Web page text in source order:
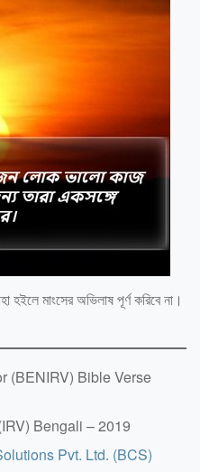
হইলে মাংসের অভিলাষ পূর্ণ করিবে না।
(BENIRV) Bible Verse
Bengali – 2019
Pvt. Ltd. (BCS)